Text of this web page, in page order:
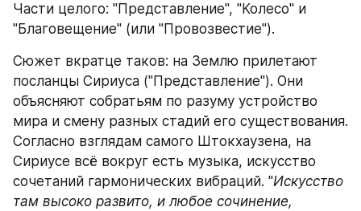
Части целого: "Представление", "Колесо" и
"Благовещение" (или "Провозвестие").
Сюжет вкратце таков: на Землю прилетают
посланцы Сириуса ("Представление"). Они
объясняют собратьям по разуму устройство
мира и смену разных стадий его существования.
Согласно взглядам самого Штокхаузена, на
Сириусе всё вокруг есть музыка, искусство
сочетаний гармонических вибраций. "Искусство
там высоко развито, и любое сочинение,